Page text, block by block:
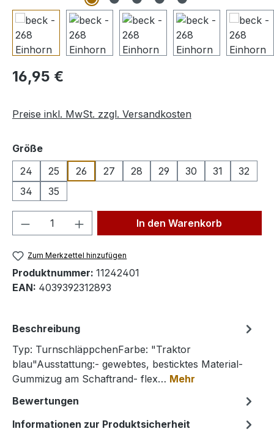
Regulärer Preis:
16,95 €
Preise inkl. MwSt. zzgl. Versandkosten
Größeauswählen
24
25 26 27 28 29 30 31
32
34
35
Produkt Anzahl: Gib denIn den Warenkorb
Zum Merkzettel hinzufügen
Produktnummer: 11242401
EAN: 4039392312893
Beschreibung
Typ: TurnschläppchenFarbe: "Traktor
blau"Ausstattung:- gewebtes, besticktes Material-
Gummizug am Schaftrand- flex… Mehr
Bewertungen
Informationen zur Produktsicherheit